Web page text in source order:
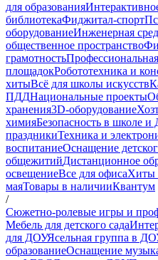
для образования
библиотекаФиджитал-спорт
оборудованиеИнженерная
общественное пространство
грамотность
площадокРобототехника и
хитыВсё для школы искусств
ПДДНациональные проекты
хранения3D-оборудование
химияБезопасность в школе
праздникиТехника и
воспитаниеОснащение
общежитийДистанционное
освещениеВсе для офисаХиты
маяТовары в наличииКвантум
/
Сюжетно-ролевые игры и
Мебель для детского сада
для ДОУЯсельная группа в
образованиеОснащение